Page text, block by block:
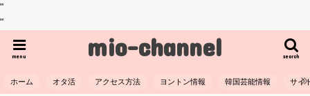
"
"
mio-channel search
menu
ホーム オタ活 アクセス方法 ヨントン情報 韓国芸能情報 サイ